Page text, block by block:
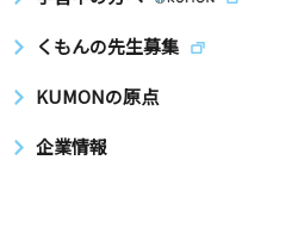
くもんの先生募集
KUMONの原点
企業情報